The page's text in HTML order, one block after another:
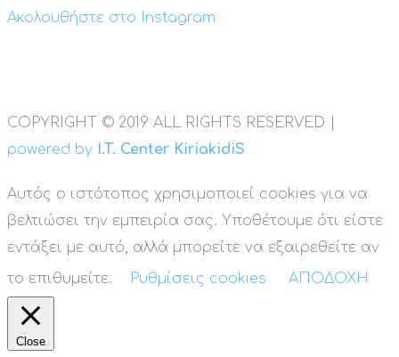
Ακολουθήστε στο Instagram
COPYRIGHT © 2019 ALL RIGHTS RESERVED |
powered by
I.T. Center KiriakidiS
Αυτός ο ιστότοπος χρησιμοποιεί cookies για να
βελτιώσει την εμπειρία σας. Υποθέτουμε ότι είστε
εντάξει με αυτό, αλλά μπορείτε να εξαιρεθείτε αν
το επιθυμείτε.
Ρυθμίσεις cookies ΑΠΟΔΟΧΗ
Close